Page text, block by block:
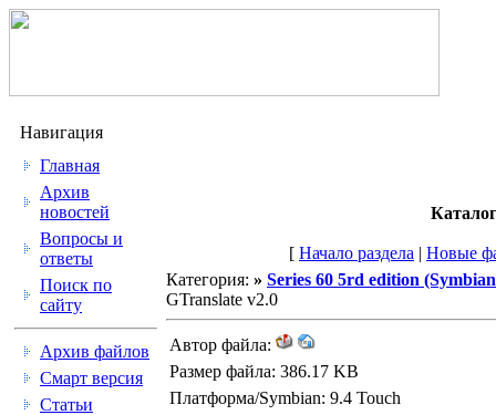
Навигация
Главная
Архив
новостей
Вопросы и
ответы
Поиск по
сайту
Архив файлов
Смарт версия
Статьи
[ Начало раздела | Новые
Категория: » Series 60 5rd edition
GTranslate v2.0
Автор файла:
Размер файла: 386.17 KB
Платформа/Symbian: 9.4 Touch